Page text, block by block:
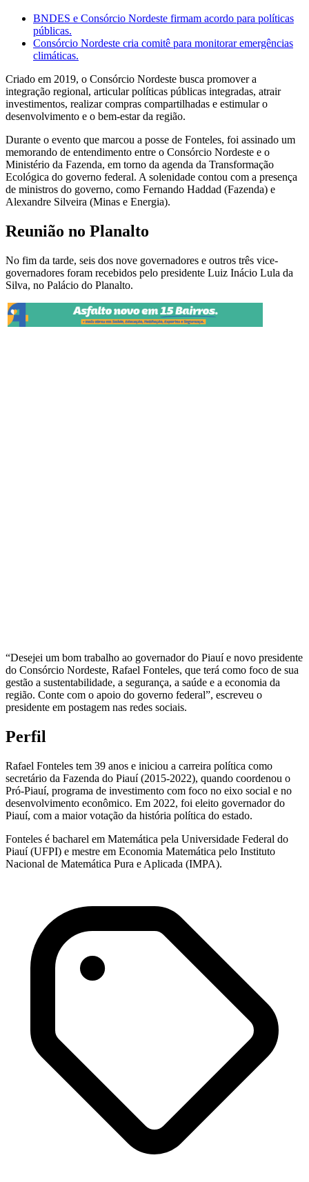
BNDES e Consórcio Nordeste firmam acordo para políticas
públicas.
Consórcio Nordeste cria comitê para monitorar emergências
climáticas.
Criado em 2019, o Consórcio Nordeste busca promover a
integração regional, articular políticas públicas integradas, atrair
investimentos, realizar compras compartilhadas e estimular o
desenvolvimento e o bem-estar da região.
Durante o evento que marcou a posse de Fonteles, foi assinado um
memorando de entendimento entre o Consórcio Nordeste e o
Ministério da Fazenda, em torno da agenda da Transformação
Ecológica do governo federal. A solenidade contou com a presença
de ministros do governo, como Fernando Haddad (Fazenda) e
Alexandre Silveira (Minas e Energia).
Reunião no Planalto
No fim da tarde, seis dos nove governadores e outros três vice-
governadores foram recebidos pelo presidente Luiz Inácio Lula da
Silva, no Palácio do Planalto.
“Desejei um bom trabalho ao governador do Piauí e novo presidente
do Consórcio Nordeste, Rafael Fonteles, que terá como foco de sua
gestão a sustentabilidade, a segurança, a saúde e a economia da
região. Conte com o apoio do governo federal”, escreveu o
presidente em postagem nas redes sociais.
Perfil
Rafael Fonteles tem 39 anos e iniciou a carreira política como
secretário da Fazenda do Piauí (2015-2022), quando coordenou o
Pró-Piauí, programa de investimento com foco no eixo social e no
desenvolvimento econômico. Em 2022, foi eleito governador do
Piauí, com a maior votação da história política do estado.
Fonteles é bacharel em Matemática pela Universidade Federal do
Piauí (UFPI) e mestre em Economia Matemática pelo Instituto
Nacional de Matemática Pura e Aplicada (IMPA).